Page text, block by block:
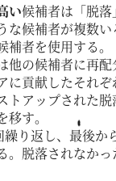
い候補者は「脱落
な候補者が複数
補者を使用する。
他の候補者に再
に貢献したそれ
トアップされた
す。
り返し、最後か
。脱落されなか